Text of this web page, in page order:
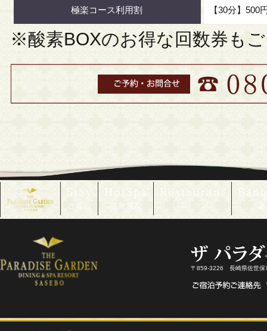
極楽コース利用割 【30分】
※酸素BOXのお得な回数券も
〒859-3226 長崎県佐世保